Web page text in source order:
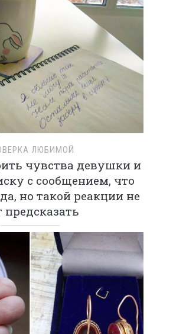
ЛЮБИМОЙ
чувства девушки и
с сообщением, что
но такой реакции не
предсказать